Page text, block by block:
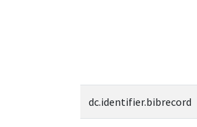
dc.identifier.bibrecord